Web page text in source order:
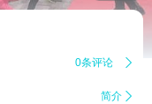
0条评论 
简介 